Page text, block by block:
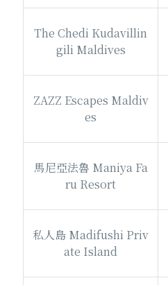
The Chedi Kudavillin
gili Maldives
ZAZZ Escapes Maldiv
es
馬尼亞法魯 Maniya Fa
ru Resort
私人島 Madifushi Priv
ate Island